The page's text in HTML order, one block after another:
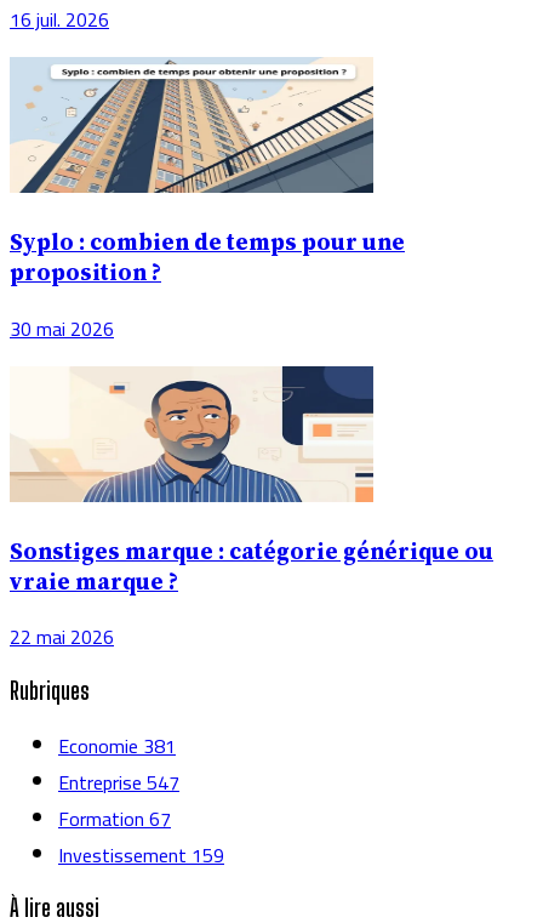
16 juil. 2026
Syplo : combien de temps pour une
proposition ?
30 mai 2026
Sonstiges marque : catégorie générique ou
vraie marque ?
22 mai 2026
Rubriques
Economie381
Entreprise547
Formation67
Investissement159
À lire aussi